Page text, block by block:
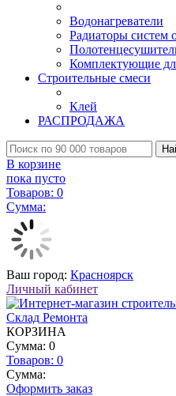
Водонагреватели
Радиаторы систем
Комплектующие
Строительные смеси
Клей
РАСПРОДАЖА
В корзине
пока пусто
Товаров: 0
Сумма:
Ваш город: Красноярск
Личный кабинет
КОРЗИНА
Сумма: 0
Товаров: 0
Сумма:
Оформить заказ